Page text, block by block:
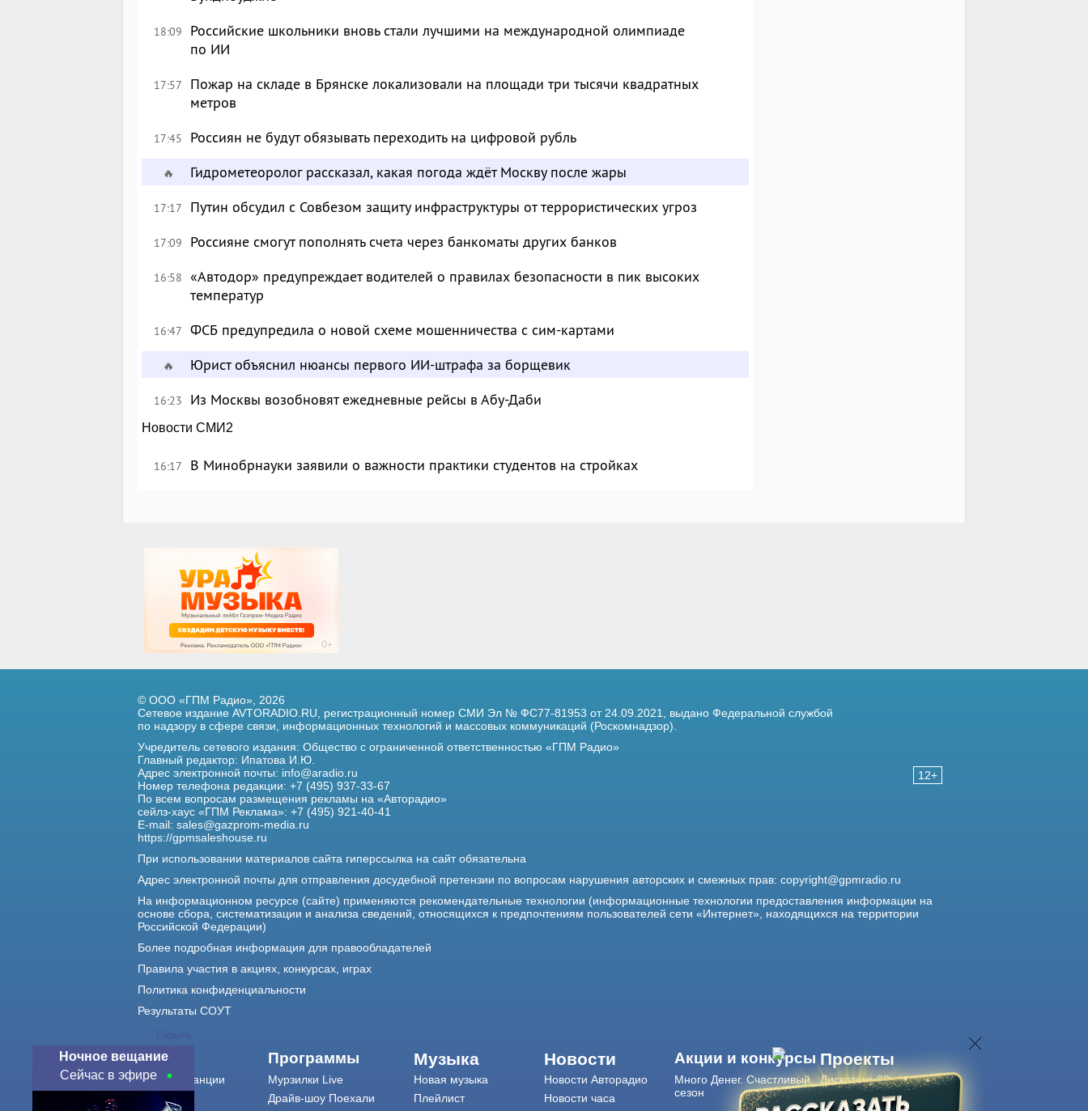
18:09
Российские школьники вновь стали лучшими на международной олимпиаде
по ИИ
17:57
Пожар на складе в Брянске локализовали на площади три тысячи квадратных
метров
17:45 Россиян не будут обязывать переходить на цифровой рубль
🔥 Гидрометеоролог рассказал, какая погода ждёт Москву после жары
17:17 Путин обсудил с Совбезом защиту инфраструктуры от террористических угроз
17:09 Россияне смогут пополнять счета через банкоматы других банков
16:58 «Автодор» предупреждает водителей о правилах безопасности в пик высоких
температур
16:47 ФСБ предупредила о новой схеме мошенничества с сим-картами
🔥 Юрист объяснил нюансы первого ИИ-штрафа за борщевик
16:23 Из Москвы возобновят ежедневные рейсы в Абу-Даби
Новости СМИ2
16:17 В Минобрнауки заявили о важности практики студентов на стройках
Скрыть
Ночное вещание
Сейчас в эфире
12+
© ООО «ГПМ Радио», 2026
Сетевое издание AVTORADIO.RU, регистрационный номер СМИ Эл № ФС77-81953 от 24.09.2021, выдано Федеральной службой
по надзору в сфере связи, информационных технологий и массовых коммуникаций (Роскомнадзор).
Учредитель сетевого издания: Общество с ограниченной ответственностью «ГПМ Радио»
Главный редактор: Ипатова И.Ю.
Адрес электронной почты: info@aradio.ru
Номер телефона редакции: +7 (495) 937-33-67
По всем вопросам размещения рекламы на «Авторадио»
сейлз-хаус «ГПМ Реклама»: +7 (495) 921-40-41
E-mail: sales@gazprom-media.ru
https://gpmsaleshouse.ru
При использовании материалов сайта гиперссылка на сайт обязательна
Адрес электронной почты для отправления досудебной претензии по вопросам нарушения авторских и смежных прав: copyright@gpmradio.ru
На информационном ресурсе (сайте) применяются рекомендательные технологии (информационные технологии предоставления информации на
основе сбора, систематизации и анализа сведений, относящихся к предпочтениям пользователей сети «Интернет», находящихся на территории
Российской Федерации)
Более подробная информация для правообладателей
Правила участия в акциях, конкурсах, играх
Политика конфиденциальности
Результаты СОУТ
О нас
О радиостанции
Команда
Программы
Мурзилки Live
Драйв-шоу Поехали
Музыка
Новая музыка
Плейлист
Новости
Новости Авторадио
Новости часа
Акции и конкурсы
Много Денег. Счастливый
сезон
Проекты
Дискотека 80-х
Живые концерты